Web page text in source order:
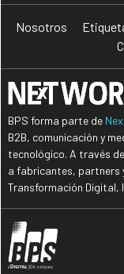
Nosotros
BPS forma parte de
B2B, comunicación y
tecnológico. A través
a fabricantes, partners
Transformación Digital,